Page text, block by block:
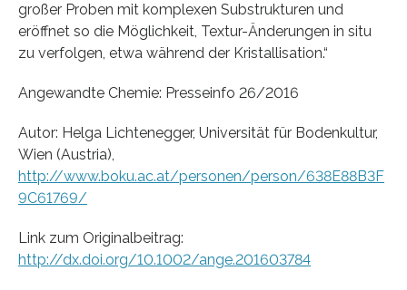
großer Proben mit komplexen Substrukturen und
eröffnet so die Möglichkeit, Textur-Änderungen in situ
zu verfolgen, etwa während der Kristallisation.“
Angewandte Chemie: Presseinfo 26/2016
Autor: Helga Lichtenegger, Universität für Bodenkultur,
Wien (Austria),
http://www.boku.ac.at/personen/person/638E88B3F
9C61769/
Link zum Originalbeitrag:
http://dx.doi.org/10.1002/ange.201603784